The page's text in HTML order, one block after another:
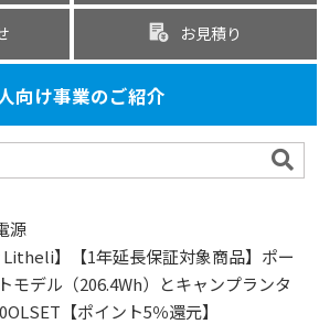
お見積り
向け事業のご紹介
源
Litheli】【1年延長保証対象商品】ポー
モデル（206.4Wh）とキャンプランタ
【ポイント5％還元】